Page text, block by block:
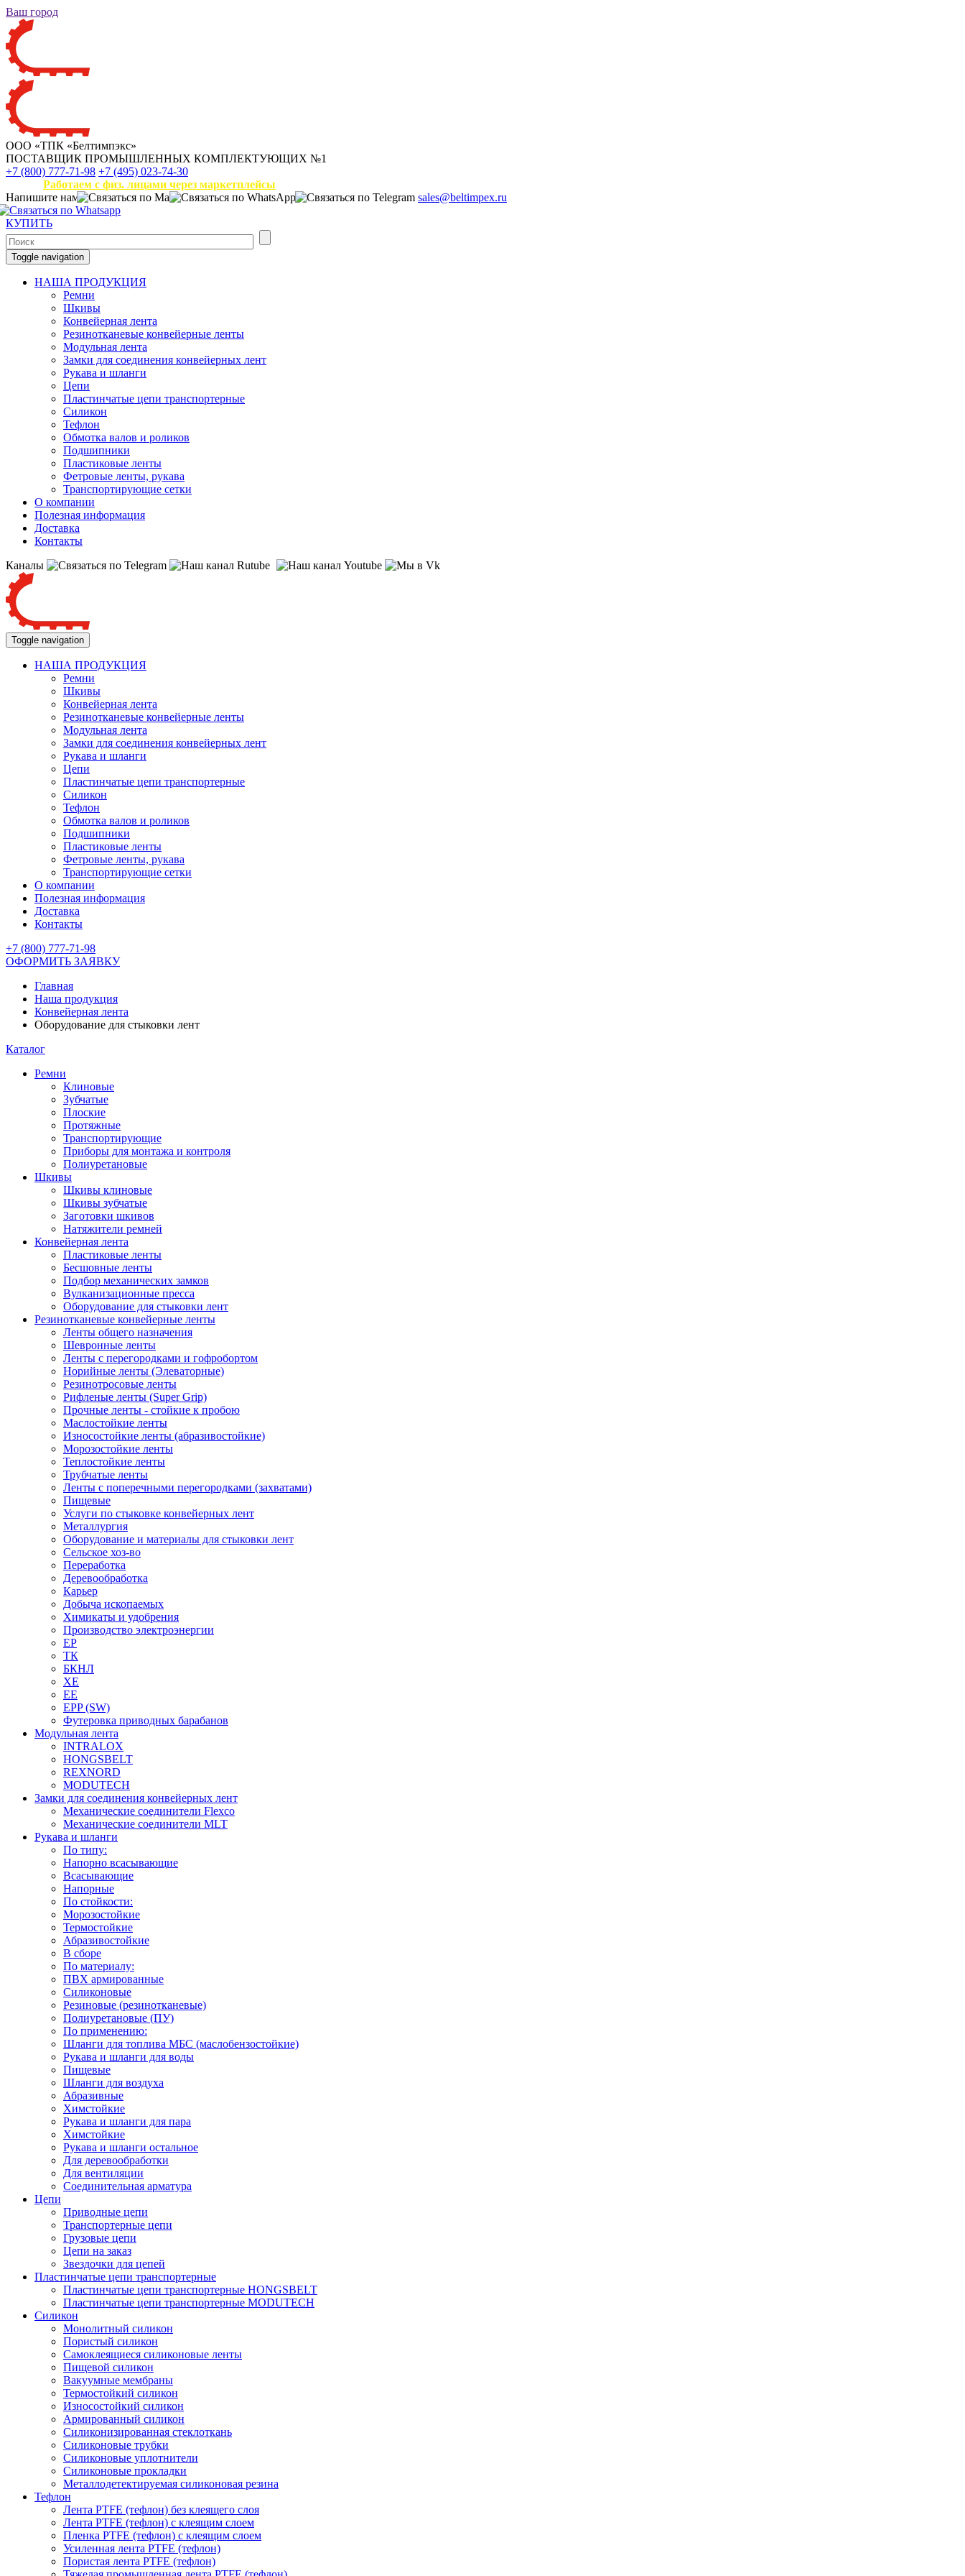
Ваш город
ООО «ТПК «Белтимпэкс»
ПОСТАВЩИК ПРОМЫШЛЕННЫХ КОМПЛЕКТУЮЩИХ №1
+7 (800) 777-71-98 +7 (495) 023-74-30
Работаем с физ. лицами через маркетплейсы
Напишите нам
sales@beltimpex.ru
КУПИТЬ
Toggle navigation
НАША ПРОДУКЦИЯ
Ремни
Шкивы
Конвейерная лента
Резинотканевые конвейерные ленты
Модульная лента
Замки для соединения конвейерных лент
Рукава и шланги
Цепи
Пластинчатые цепи транспортерные
Силикон
Тефлон
Обмотка валов и роликов
Подшипники
Пластиковые ленты
Фетровые ленты, рукава
Транспортирующие сетки
О компании
Полезная информация
Доставка
Контакты
Каналы
Toggle navigation
НАША ПРОДУКЦИЯ
Ремни
Шкивы
Конвейерная лента
Резинотканевые конвейерные ленты
Модульная лента
Замки для соединения конвейерных лент
Рукава и шланги
Цепи
Пластинчатые цепи транспортерные
Силикон
Тефлон
Обмотка валов и роликов
Подшипники
Пластиковые ленты
Фетровые ленты, рукава
Транспортирующие сетки
О компании
Полезная информация
Доставка
Контакты
+7 (800) 777-71-98
ОФОРМИТЬ ЗАЯВКУ
Главная
Наша продукция
Конвейерная лента
Оборудование для стыковки лент
Каталог
Ремни
Клиновые
Зубчатые
Плоские
Протяжные
Транспортирующие
Приборы для монтажа и контроля
Полиуретановые
Шкивы
Шкивы клиновые
Шкивы зубчатые
Заготовки шкивов
Натяжители ремней
Конвейерная лента
Пластиковые ленты
Бесшовные ленты
Подбор механических замков
Вулканизационные пресса
Оборудование для стыковки лент
Резинотканевые конвейерные ленты
Ленты общего назначения
Шевронные ленты
Ленты с перегородками и гофробортом
Норийные ленты (Элеваторные)
Резинотросовые ленты
Рифленые ленты (Super Grip)
Прочные ленты - стойкие к пробою
Маслостойкие ленты
Износостойкие ленты (абразивостойкие)
Морозостойкие ленты
Теплостойкие ленты
Трубчатые ленты
Ленты с поперечными перегородками (захватами)
Пищевые
Услуги по стыковке конвейерных лент
Металлургия
Оборудование и материалы для стыковки лент
Сельское хоз-во
Переработка
Деревообработка
Карьер
Добыча ископаемых
Химикаты и удобрения
Производство электроэнергии
EP
ТК
БКНЛ
XE
EE
EPP (SW)
Футеровка приводных барабанов
Модульная лента
INTRALOX
HONGSBELT
REXNORD
MODUTECH
Замки для соединения конвейерных лент
Механические соединители Flexco
Механические соединители MLT
Рукава и шланги
По типу:
Напорно всасывающие
Всасывающие
Напорные
По стойкости:
Морозостойкие
Термостойкие
Абразивостойкие
В сборе
По материалу:
ПВХ армированные
Силиконовые
Резиновые (резинотканевые)
Полиуретановые (ПУ)
По применению:
Шланги для топлива МБС (маслобензостойкие)
Рукава и шланги для воды
Пищевые
Шланги для воздуха
Абразивные
Химстойкие
Рукава и шланги для пара
Химстойкие
Рукава и шланги остальное
Для деревообработки
Для вентиляции
Соединительная арматура
Цепи
Приводные цепи
Транспортерные цепи
Грузовые цепи
Цепи на заказ
Звездочки для цепей
Пластинчатые цепи транспортерные
Пластинчатые цепи транспортерные HONGSBELT
Пластинчатые цепи транспортерные MODUTECH
Силикон
Монолитный силикон
Пористый силикон
Самоклеящиеся силиконовые ленты
Пищевой силикон
Вакуумные мембраны
Термостойкий силикон
Износостойкий силикон
Армированный силикон
Силиконизированная стеклоткань
Силиконовые трубки
Силиконовые уплотнители
Силиконовые прокладки
Металлодетектируемая силиконовая резина
Тефлон
Лента PTFE (тефлон) без клеящего слоя
Лента PTFE (тефлон) с клеящим слоем
Пленка PTFE (тефлон) с клеящим слоем
Усиленная лента PTFE (тефлон)
Пористая лента PTFE (тефлон)